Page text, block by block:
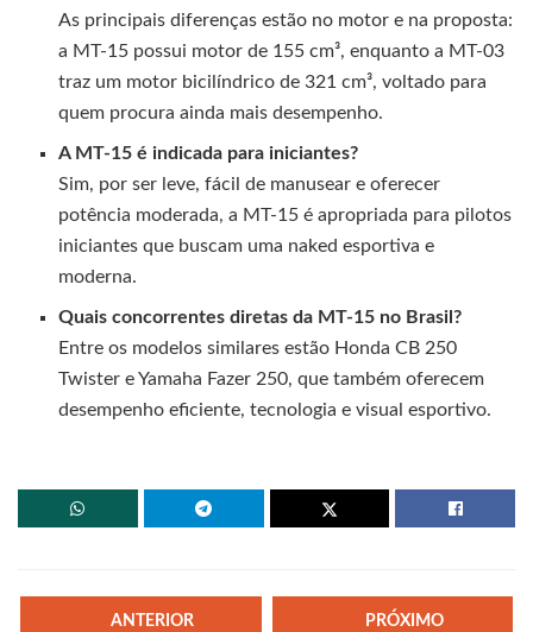
As principais diferenças estão no motor e na proposta:
a MT-15 possui motor de 155 cm³, enquanto a MT-03
traz um motor bicilíndrico de 321 cm³, voltado para
quem procura ainda mais desempenho.
A MT-15 é indicada para iniciantes?
Sim, por ser leve, fácil de manusear e oferecer
potência moderada, a MT-15 é apropriada para pilotos
iniciantes que buscam uma naked esportiva e
moderna.
Quais concorrentes diretas da MT-15 no Brasil?
Entre os modelos similares estão Honda CB 250
Twister e Yamaha Fazer 250, que também oferecem
desempenho eficiente, tecnologia e visual esportivo.
ANTERIOR PRÓXIMO